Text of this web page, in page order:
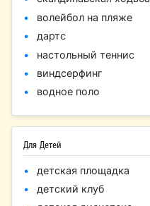
волейбол на пляже
дартс
настольный теннис
виндсерфинг
водное поло
Для Детей
детская площадка
детский клуб